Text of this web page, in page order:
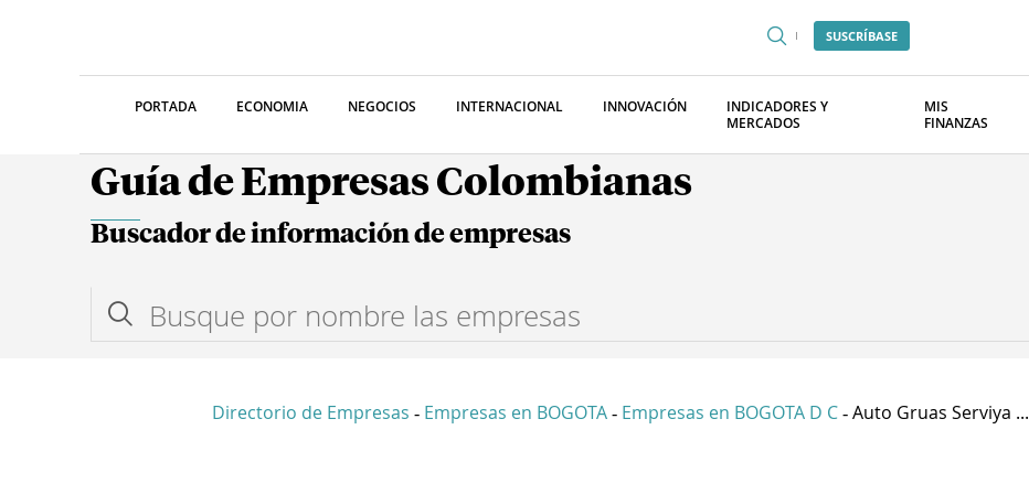
SUSCRÍBASE
PORTADA ECONOMIA NEGOCIOS INTERNACIONAL INNOVACIÓN
INDICADORES Y
MERCADOS
MIS
FINANZAS
Guía de Empresas Colombianas
Buscador de información de empresas
Directorio de Empresas - Empresas en BOGOTA - Empresas en BOGOTA D C - Auto Gruas Serviya ...